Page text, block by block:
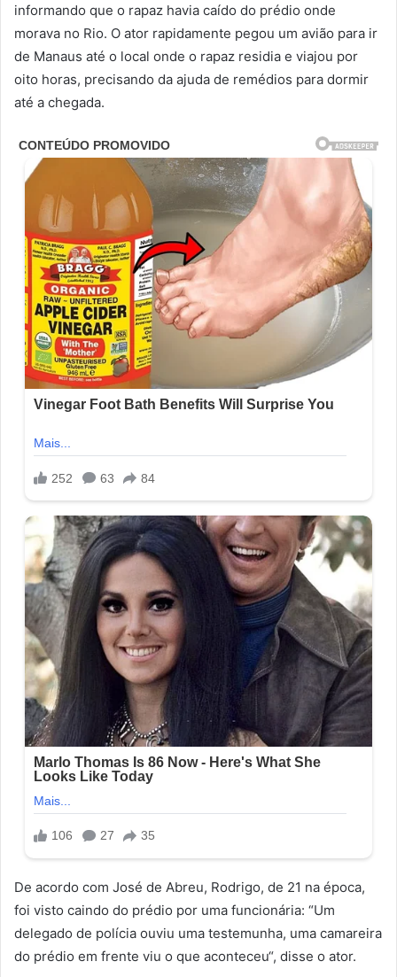
informando que o rapaz havia caído do prédio onde
morava no Rio. O ator rapidamente pegou um avião para ir
de Manaus até o local onde o rapaz residia e viajou por
oito horas, precisando da ajuda de remédios para dormir
até a chegada.
De acordo com José de Abreu, Rodrigo, de 21 na época,
foi visto caindo do prédio por uma funcionária: “Um
delegado de polícia ouviu uma testemunha, uma camareira
do prédio em frente viu o que aconteceu“, disse o ator.